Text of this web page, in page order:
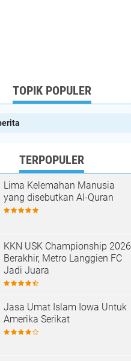
TOPIK POPULER
TERPOPULER
Lima Kelemahan Manusia
yang disebutkan Al-Quran
KKN USK Championship 2026
Berakhir, Metro Langgien FC
Jadi Juara
Jasa Umat Islam Iowa Untuk
Amerika Serikat